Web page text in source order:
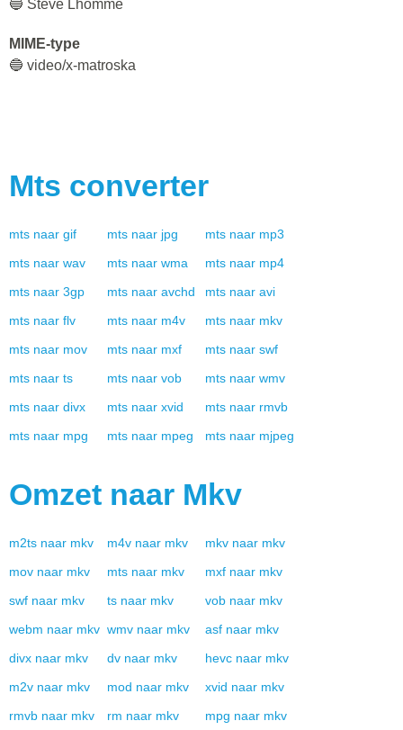
🔵 Steve Lhomme
MIME-type
🔵 video/x-matroska
Mts converter
mts naar gif mts naar jpg mts naar mp3
mts naar wav mts naar wma mts naar mp4
mts naar 3gp mts naar avchd mts naar avi
mts naar flv mts naar m4v mts naar mkv
mts naar mov mts naar mxf mts naar swf
mts naar ts mts naar vob mts naar wmv
mts naar divx mts naar xvid mts naar rmvb
mts naar mpg mts naar mpeg mts naar mjpeg
Omzet naar Mkv
m2ts naar mkv m4v naar mkv mkv naar mkv
mov naar mkv mts naar mkv mxf naar mkv
swf naar mkv ts naar mkv vob naar mkv
webm naar mkv wmv naar mkv asf naar mkv
divx naar mkv dv naar mkv hevc naar mkv
m2v naar mkv mod naar mkv xvid naar mkv
rmvb naar mkv rm naar mkv mpg naar mkv